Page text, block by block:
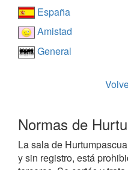
España
Amistad
General
Normas de
La sala de
y sin registro, está